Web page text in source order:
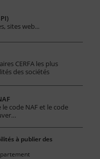
sites web...
CERFA les plus
des sociétés
code NAF et le code
à publier des